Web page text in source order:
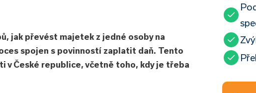
jak převést majetek z jedné osoby na
spojen s povinností zaplatit daň. Tento
v České republice, včetně toho, kdy je třeba